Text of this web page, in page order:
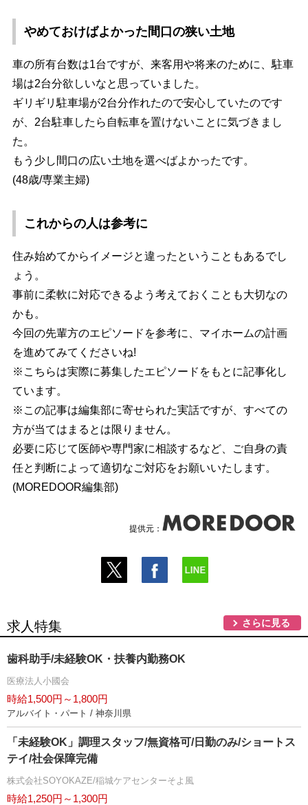
めておけばよかった間口の狭い土地
車の所有台数は1台ですが、来客用や将来のために、駐車
場は2台分欲しいなと思っていました。
ギリギリ駐車場が2台分作れたので安心していたのです
が、2台駐車したら自転車を置けないことに気づきまし
た。
もう少し間口の広い土地を選べばよかったです。
(48歳/専業主婦)
これからの人は参考に
住み始めてからイメージと違ったということもあるでし
ょう。
事前に柔軟に対応できるよう考えておくことも大切なの
かも。
今回の先輩方のエピソードを参考に、マイホームの計画
を進めてみてくださいね!
※こちらは実際に募集したエピソードをもとに記事化し
ています。
※この記事は編集部に寄せられた実話ですが、すべての
方が当てはまるとは限りません。
必要に応じて医師や専門家に相談するなど、ご自身の責
任と判断によって適切なご対応をお願いいたします。
(MOREDOOR編集部)
提供元：
求人特集 さらに見る
歯科助手/未経験OK・扶養内勤務OK
医療法人小國会
時給1,500円～1,800円
アルバイト・パート / 神奈川県
「未経験OK」調理スタッフ/無資格可/日勤のみ/ショートス
テイ/社会保障完備
株式会社SOYOKAZE/稲城ケアセンターそよ風
時給1,250円～1,300円